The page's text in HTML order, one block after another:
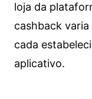
loja da
cashback
cada
aplicativo.